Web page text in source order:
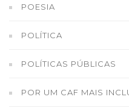
POESIA
POLÍTICA
POLÍTICAS PÚBLICAS
POR UM CAF MAIS